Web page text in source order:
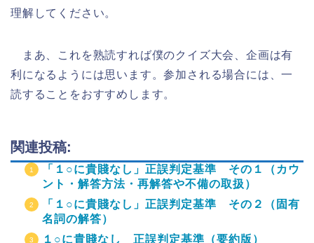
理解してください。
まあ、これを熟読すれば僕のクイズ大会、企画は有
利になるようには思います。参加される場合には、一
読することをおすすめします。
関連投稿:
「１○に貴賤なし」正誤判定基準 その１（カウ
ント・解答方法・再解答や不備の取扱）
「１○に貴賤なし」正誤判定基準 その２（固有
名詞の解答）
１○に貴賤なし 正誤判定基準（要約版）